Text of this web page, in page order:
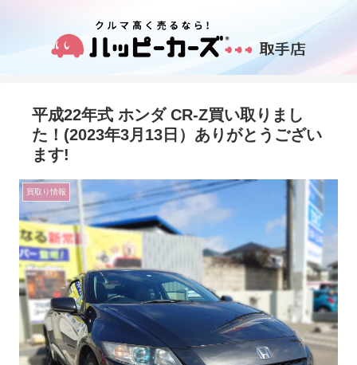
平成22年式 ホンダ CR-Z買い取りまし
た！(2023年3月13日）ありがとうござい
ます!
買取り情報